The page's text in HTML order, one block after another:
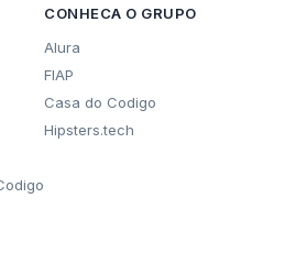
CONHECA O GRUPO
Alura
FIAP
Casa do Codigo
Hipsters.tech